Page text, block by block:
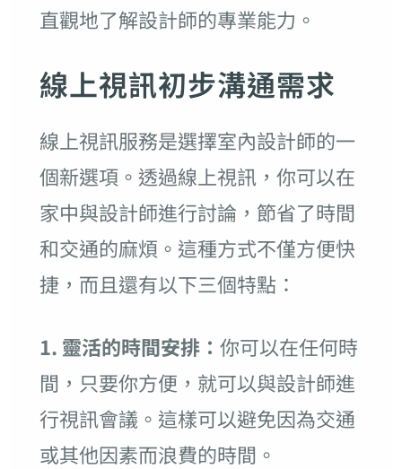
直觀地了解設計師的專業能力。
線上視訊初步溝通需求
線上視訊服務是選擇室內設計師的一
個新選項。透過線上視訊，你可以在
家中與設計師進行討論，節省了時間
和交通的麻煩。這種方式不僅方便快
捷，而且還有以下三個特點：
1. 靈活的時間安排： 你可以在任何時
間，只要你方便，就可以與設計師進
行視訊會議。這樣可以避免因為交通
或其他因素而浪費的時間。